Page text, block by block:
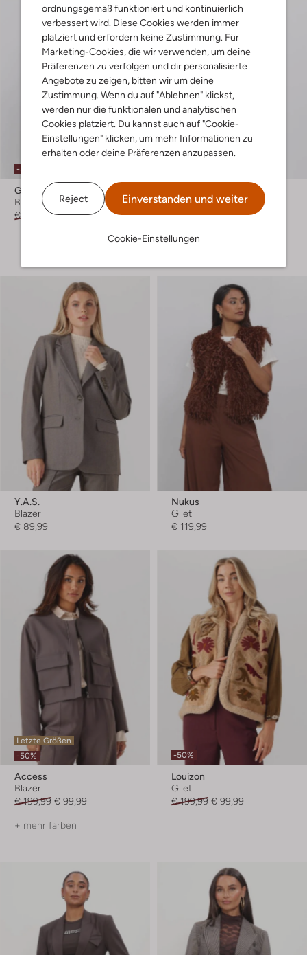
ordnungsgemäß funktioniert und kontinuierlich
verbessert wird. Diese Cookies werden immer
platziert und erfordern keine Zustimmung. Für
Marketing-Cookies, die wir verwenden, um deine
Präferenzen zu verfolgen und dir personalisierte
Angebote zu zeigen, bitten wir um deine
Zustimmung. Wenn du auf "Ablehnen" klickst,
werden nur die funktionalen und analytischen
Cookies platziert. Du kannst auch auf "Cookie-
Einstellungen" klicken, um mehr Informationen zu
erhalten oder deine Präferenzen anzupassen.
Reject Einverstanden und weiter
Cookie-Einstellungen
-50%
Gestuz
Blazer
€ 269,99 € 134,99
Gilet
€ 119,99 € 59,99
+ mehr farben
Y.a.s.
Blazer
€ 89,99
Nukus
Gilet
€ 119,99
Letzte Größen
-50%
Access
Blazer
€ 199,99 € 99,99
+ mehr farben
-50%
Louizon
Gilet
€ 199,99 € 99,99